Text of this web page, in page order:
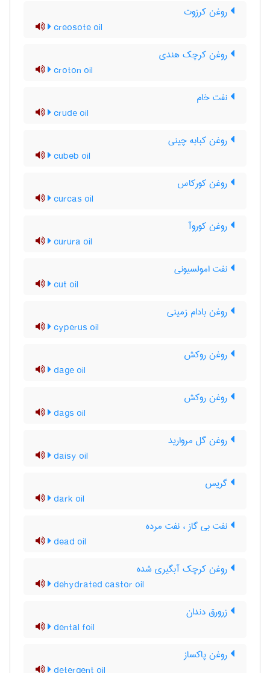
روغن کرزوت
creosote oil
روغن کرچک هندی
croton oil
نفت خام
crude oil
روغن کبابه چینی
cubeb oil
روغن کورکاس
curcas oil
روغن کوروآ
curura oil
نفت امولسیونی
cut oil
روغن بادام زمینی
cyperus oil
روغن روکش
dage oil
روغن روکش
dags oil
روغن گل مروارید
daisy oil
گریس
dark oil
نفت بی گاز ، نفت مرده
dead oil
روغن کرچک آبگیری شده
dehydrated castor oil
زرورق دندان
dental foil
روغن پاکساز